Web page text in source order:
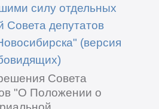
силу отдельных
Совета депутатов
(версия
Совета
"О Положении о